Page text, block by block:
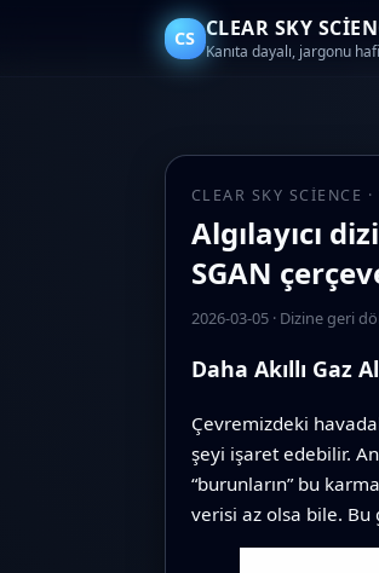
CS CLEAR SKY
Kanıta dayalı, jargonu
CLEAR SKY SCIENCE ·
Algılayıcı
SGAN
2026-03-05· Dizine geri
Daha Akıllı Gaz
Çevremizdeki
şeyi işaret edebilir.
“burunların” bu
verisi az olsa bile.